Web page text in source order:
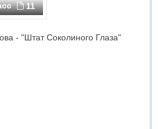
11
- "Штат Соколиного Глаза"